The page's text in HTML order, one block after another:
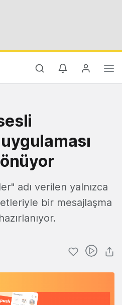
adı verilen yalnızca
bir mesajlaşma